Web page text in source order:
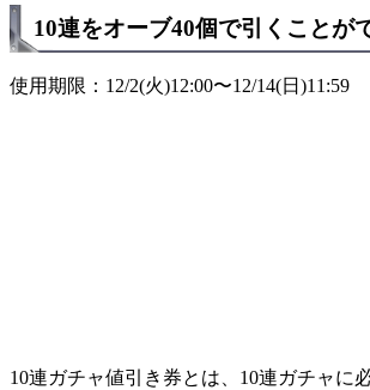
10連をオーブ40個で引くことが
使用期限：12/2(火)12:00〜12/14(日)11:59
10連ガチャ値引き券とは、10連ガチャに